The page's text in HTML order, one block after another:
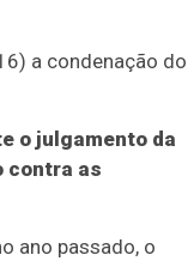
a condenação do
o julgamento da
contra as
ano passado, o